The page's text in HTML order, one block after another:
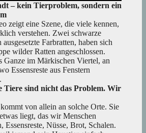
– kein Tierproblem, sondern ein
zeigt eine Szene, die viele kennen,
verstehen. Zwei schwarze
Farbratten, haben sich
wilder Ratten angeschlossen.
Ganze im Märkischen Viertel, an
Essensreste aus Fenstern
Tiere sind nicht das Problem. Wir
von allein an solche Orte. Sie
liegt, das wir Menschen
Essensreste, Nüsse, Brot, Schalen.